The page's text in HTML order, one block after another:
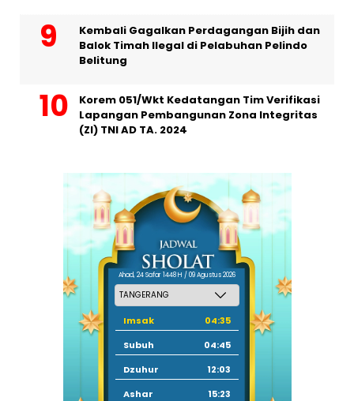
Kembali Gagalkan Perdagangan Bijih dan
Balok Timah Ilegal di Pelabuhan Pelindo
Belitung
Korem 051/Wkt Kedatangan Tim Verifikasi
Lapangan Pembangunan Zona Integritas
(ZI) TNI AD TA. 2024
Ahad, 24 Safar 1448 H / 09 Agustus 2026
Imsak
04:35
Subuh
04:45
Dzuhur
12:03
Ashar
15:23